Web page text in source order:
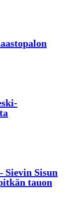
Sievin Sisun
tauon